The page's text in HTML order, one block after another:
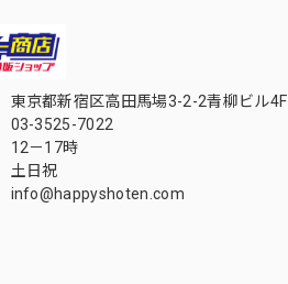
東京都新宿区高田馬場3-2-2青柳ビル4F
03-3525-7022
12－17時
土日祝
info@happyshoten.com